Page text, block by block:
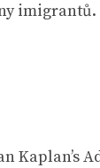
imigrantů.
Kaplan’s